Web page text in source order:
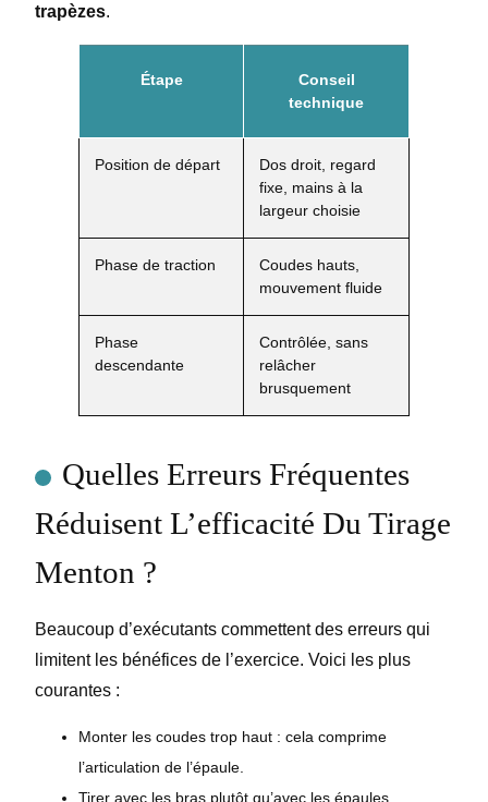
trapèzes.
Étape
Conseil
technique
Position de départ
Dos droit, regard
fixe, mains à la
largeur choisie
Phase de traction
Coudes hauts,
mouvement fluide
Phase
descendante
Contrôlée, sans
relâcher
brusquement
Quelles Erreurs Fréquentes
Réduisent L’efficacité Du Tirage
Menton ?
Beaucoup d’exécutants commettent des erreurs qui
limitent les bénéfices de l’exercice. Voici les plus
courantes :
Monter les coudes trop haut : cela comprime
l’articulation de l’épaule.
Tirer avec les bras plutôt qu’avec les épaules.